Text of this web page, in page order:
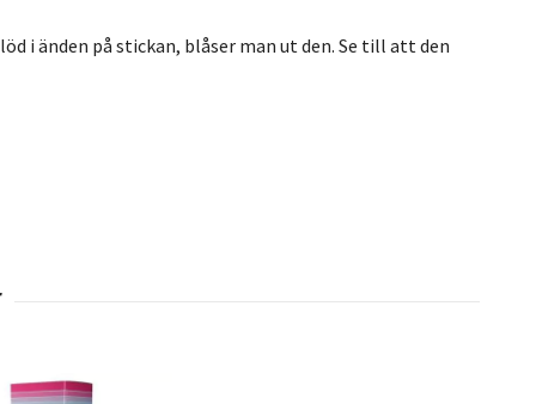
i änden på stickan, blåser man ut den. Se till att den